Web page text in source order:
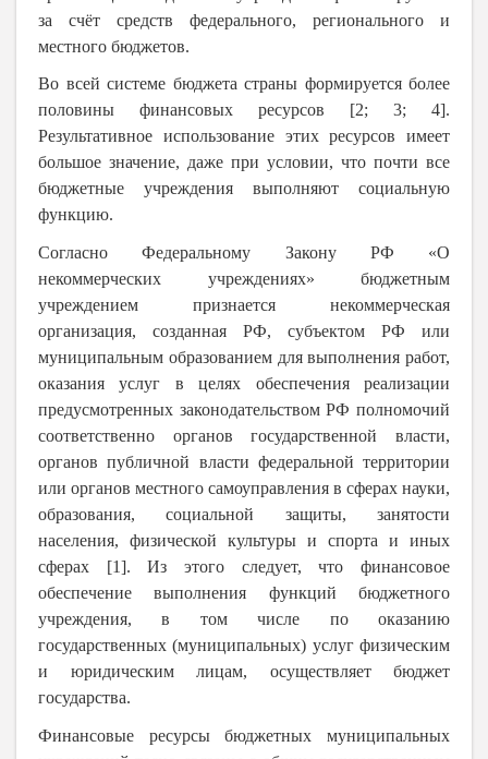
за счёт средств федерального, регионального и
местного бюджетов.
Во всей системе бюджета страны формируется более
половины финансовых ресурсов [2; 3; 4].
Результативное использование этих ресурсов имеет
большое значение, даже при условии, что почти все
бюджетные учреждения выполняют социальную
функцию.
Согласно Федеральному Закону РФ «О
некоммерческих учреждениях» бюджетным
учреждением признается некоммерческая
организация, созданная РФ, субъектом РФ или
муниципальным образованием для выполнения работ,
оказания услуг в целях обеспечения реализации
предусмотренных законодательством РФ полномочий
соответственно органов государственной власти,
органов публичной власти федеральной территории
или органов местного самоуправления в сферах науки,
образования, социальной защиты, занятости
населения, физической культуры и спорта и иных
сферах [1]. Из этого следует, что финансовое
обеспечение выполнения функций бюджетного
учреждения, в том числе по оказанию
государственных (муниципальных) услуг физическим
и юридическим лицам, осуществляет бюджет
государства.
Финансовые ресурсы бюджетных муниципальных